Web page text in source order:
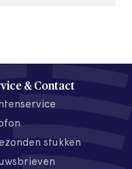
& Contact
stukken